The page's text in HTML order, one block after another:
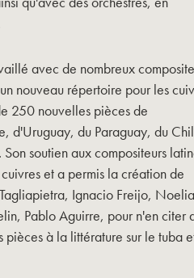
avec de nombreux
nouveau répertoire pour les
250 nouvelles pièces de
d'Uruguay, du Paraguay, du
soutien aux compositeurs
et a permis la création de
Ignacio Freijo, Noelia
Pablo Aguirre, pour n'en citer
à la littérature sur le tuba